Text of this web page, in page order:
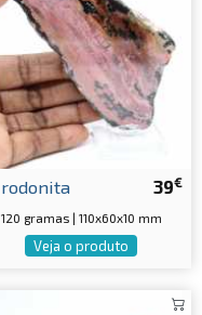
39€
rodonita
120 gramas | 110x60x10 mm
Veja o produto